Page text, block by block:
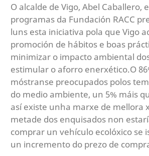
O alcalde de Vigo, Abel Caballero,
programas da Fundación RACC
luns esta iniciativa pola que Vigo
promoción de hábitos e boas
minimizar o impacto ambiental
estimular o aforro enerxético.O
móstranse preocupados polos
do medio ambiente, un 5% máis
así existe unha marxe de mellora
metade dos enquisados non
comprar un vehículo ecolóxico se
un incremento do prezo de